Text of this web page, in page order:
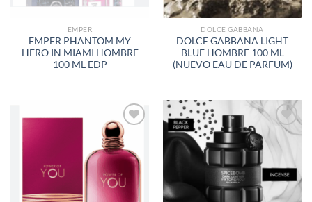
EMPER
EMPER PHANTOM MY
HERO IN MIAMI HOMBRE
100 ML EDP
DOLCE GABBANA
DOLCE GABBANA LIGHT
BLUE HOMBRE 100 ML
(NUEVO EAU DE PARFUM)
AÑADIR
A LA
LISTA
DE
DESEOS
AÑADIR
A LA
LISTA
DE
DESEOS